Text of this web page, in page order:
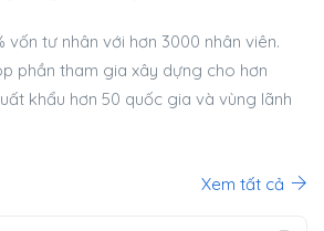
vốn tư nhân với hơn 3000 nhân viên.
phần tham gia xây dựng cho hơn
khẩu hơn 50 quốc gia và vùng lãnh
Xem tất cả